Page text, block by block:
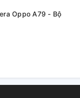
Oppo A79 - Bộ